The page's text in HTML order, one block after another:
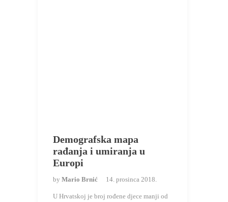
Demografska mapa
rađanja i umiranja u
Europi
by Mario Brnić 14. prosinca 2018.
U Hrvatskoj je broj rođene djece manji od